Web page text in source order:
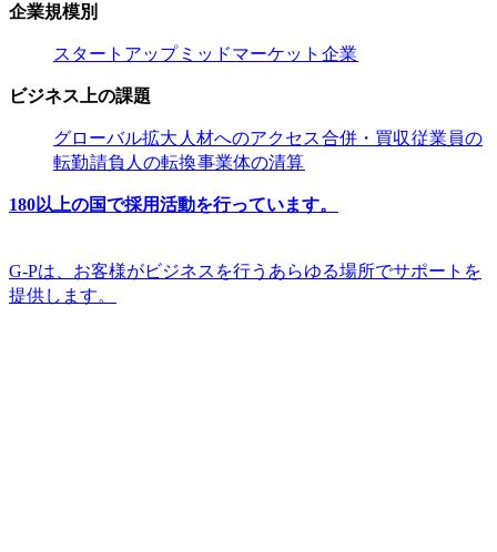
企業規模別​​
スタートアップ​​ ミッドマーケット​​ 企業​​
ビジネス上の課題​​
グローバル拡大​​ 人材へのアクセス​​合併・買収​​従業員の
転勤​​請負人の転換​​事業体の清算​​
180以上の国で採用活動を行っています。​​
G-Pは、お客様がビジネスを行うあらゆる場所でサポートを
提供します。​​